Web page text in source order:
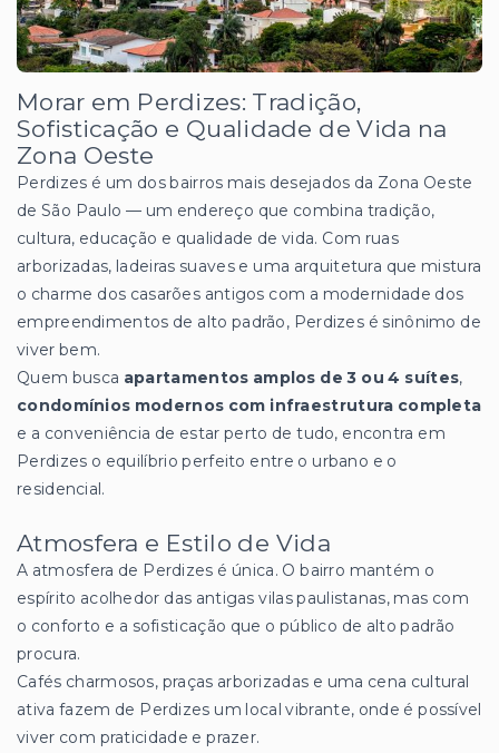
Morar em Perdizes: Tradição,
Sofisticação e Qualidade de Vida na
Zona Oeste
Perdizes é um dos bairros mais desejados da Zona Oeste
de São Paulo — um endereço que combina tradição,
cultura, educação e qualidade de vida. Com ruas
arborizadas, ladeiras suaves e uma arquitetura que mistura
o charme dos casarões antigos com a modernidade dos
empreendimentos de alto padrão, Perdizes é sinônimo de
viver bem.
Quem busca apartamentos amplos de 3 ou 4 suítes,
condomínios modernos com infraestrutura completa
e a conveniência de estar perto de tudo, encontra em
Perdizes o equilíbrio perfeito entre o urbano e o
residencial.
Atmosfera e Estilo de Vida
A atmosfera de Perdizes é única. O bairro mantém o
espírito acolhedor das antigas vilas paulistanas, mas com
o conforto e a sofisticação que o público de alto padrão
procura.
Cafés charmosos, praças arborizadas e uma cena cultural
ativa fazem de Perdizes um local vibrante, onde é possível
viver com praticidade e prazer.